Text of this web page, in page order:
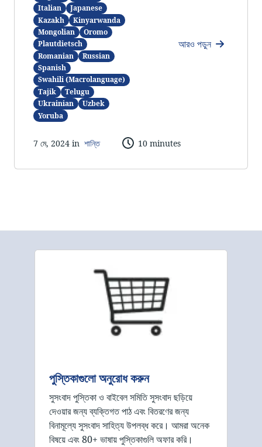
Italian
Japanese
Kazakh
Kinyarwanda
Mongolian
Oromo
Plautdietsch
Romanian
Russian
Spanish
Swahili (Macrolanguage)
Tajik
Telugu
Ukrainian
Uzbek
Yoruba
আরও পড়ুন
7 মে, 2024 in শান্তি 10 minutes
পুস্তিকাগুলো অনুরোধ করুন
সুসংবাদ পুস্তিকা ও বাইবেল সমিতি সুসংবাদ ছড়িয়ে
দেওয়ার জন্য ব্যক্তিগত পাঠ এবং বিতরণের জন্য
বিনামূল্যে সুসংবাদ সাহিত্য উপলব্ধ করে। আমরা অনেক
বিষয়ে এবং 80+ ভাষায় পুস্তিকাগুলি অফার করি।